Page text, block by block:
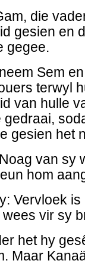
die
gesien en
gegee.
Sem
terwyl
van hulle
gedraai,
gesien het
van sy
hom
Vervloek
wees vir sy
het hy
Maar